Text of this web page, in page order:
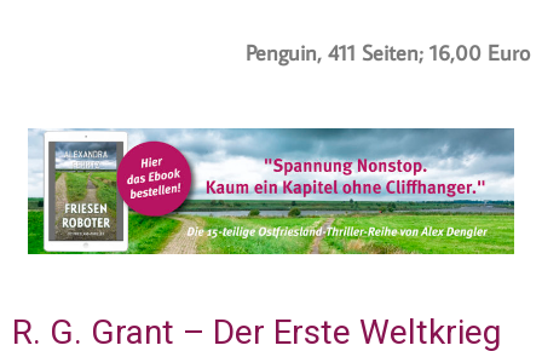
Penguin, 411 Seiten; 16,00 Euro
R. G. Grant – Der Erste Weltkrieg